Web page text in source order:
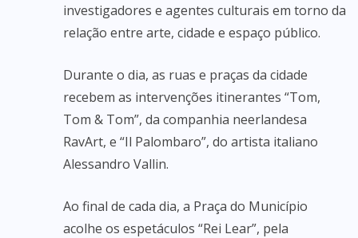
investigadores e agentes culturais em torno da
relação entre arte, cidade e espaço público.
Durante o dia, as ruas e praças da cidade
recebem as intervenções itinerantes “Tom,
Tom & Tom”, da companhia neerlandesa
RavArt, e “Il Palombaro”, do artista italiano
Alessandro Vallin.
Ao final de cada dia, a Praça do Município
acolhe os espetáculos “Rei Lear”, pela